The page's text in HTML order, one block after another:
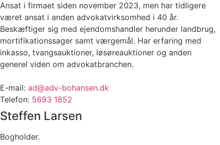
Ansat i firmaet siden november 2023, men har tidligere
været ansat i anden advokatvirksomhed i 40 år.
Beskæftiger sig med ejendomshandler herunder landbrug,
mortifikationssager samt værgemål. Har erfaring med
inkasso, tvangsauktioner, løsøreauktioner og anden
generel viden om advokatbranchen.
E-mail: ad@adv-bohansen.dk
Telefon: 5693 1852
Steffen Larsen
Bogholder.